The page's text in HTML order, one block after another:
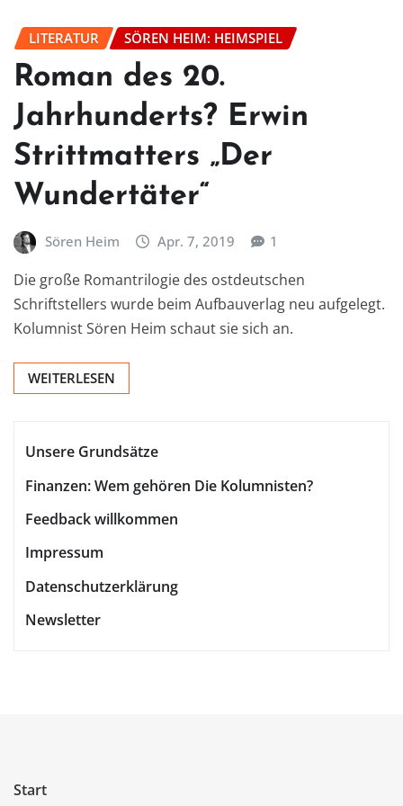
LITERATUR SÖREN HEIM: HEIMSPIEL
Roman des 20.
Jahrhunderts? Erwin
Strittmatters „Der
Wundertäter“
Sören Heim Apr. 7, 2019 1
Die große Romantrilogie des ostdeutschen
Schriftstellers wurde beim Aufbauverlag neu aufgelegt.
Kolumnist Sören Heim schaut sie sich an.
WEITERLESEN
Unsere Grundsätze
Finanzen: Wem gehören Die Kolumnisten?
Feedback willkommen
Impressum
Datenschutzerklärung
Newsletter
Start